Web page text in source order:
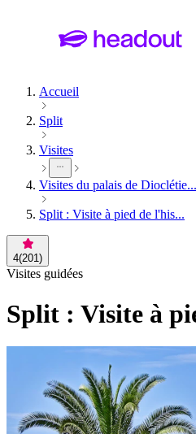
Accueil
Split
Visites
Visites du palais de Dioclétie...
Split : Visite à pied de l'his...
4(201)
Visites guidées
Split : Visite à